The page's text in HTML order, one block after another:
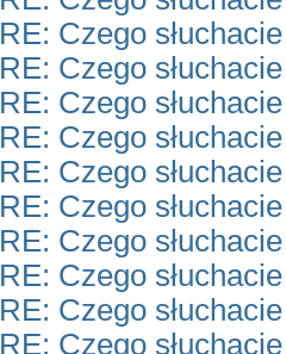
RE: Czego
RE: Czego
RE: Czego
RE: Czego
RE: Czego
RE: Czego
RE: Czego
RE: Czego
RE: Czego
RE: Czego